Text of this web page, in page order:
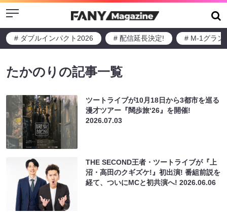
Menu
# ダブルインパクト2026 # 配信延長決定! # M-1グラン
たかのりの記事一覧
ツートライブが10月18日から3都市を巡る
漫才ツアー『闊歩旅‘26』を開催!
2026.07.03
THE SECOND王者・ツートライブが『上
沼・高田のクギズケ!』初出演! 番組前説を
経て、ついにMCと初共演へ!2026.06.06